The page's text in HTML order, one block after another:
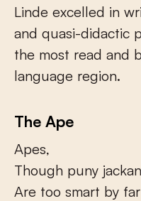
Linde excelled in
and quasi-didactic
the most read and
language region.
The Ape
Apes,
Though puny
Are too smart by